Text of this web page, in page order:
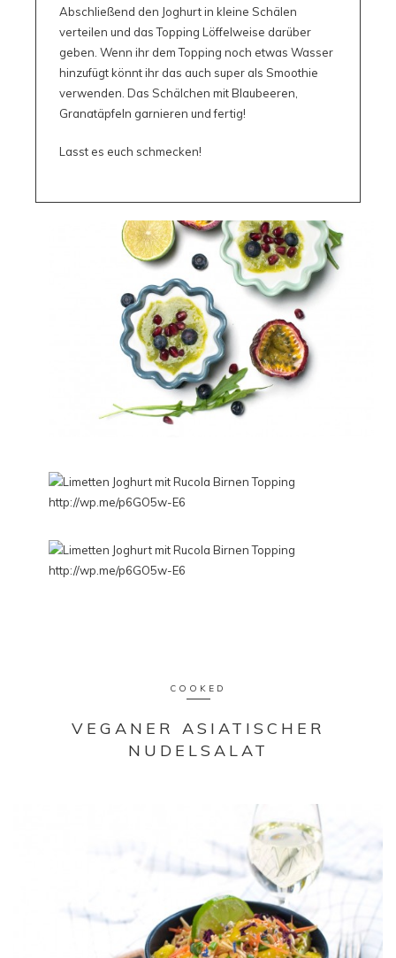
Abschließend den Joghurt in kleine Schälen
verteilen und das Topping Löffelweise darüber
geben. Wenn ihr dem Topping noch etwas Wasser
hinzufügt könnt ihr das auch super als Smoothie
verwenden. Das Schälchen mit Blaubeeren,
Granatäpfeln garnieren und fertig!
Lasst es euch schmecken!
COOKED
VEGANER ASIATISCHER
NUDELSALAT